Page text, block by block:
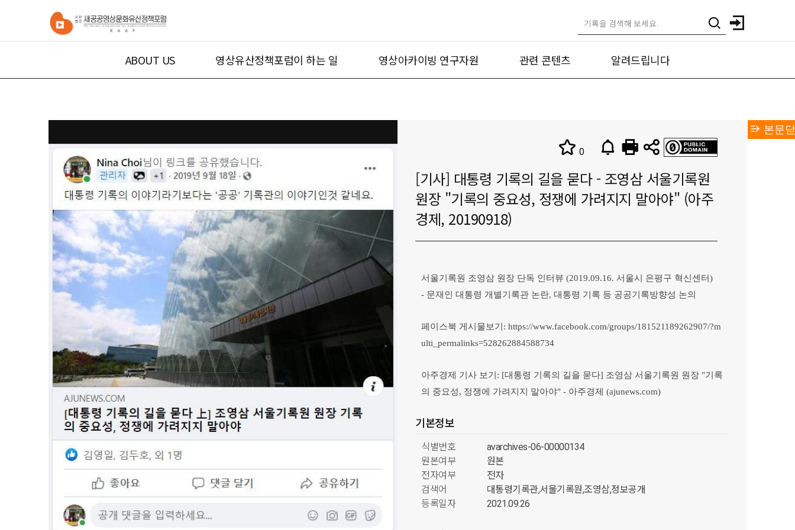
ABOUT US 영상유산정책포럼이 하는 일 영상아카이빙 연구자원 관련 콘텐츠 알려드립니다
본문
0
[기사] 대통령 기록의 길을 묻다 - 조영삼 서울기록원
원장 "기록의 중요성, 정쟁에 가려지지 말아야" (아주
경제, 20190918)
서울기록원 조영삼 원장 단독 인터뷰 (2019.09.16. 서울시 은평구 혁신센터)
- 문재인 대통령 개별기록관 논란, 대통령 기록 등 공공기록방향성 논의
페이스북 게시물보기: https://www.facebook.com/groups/181521189262907/?m
ulti_permalinks=528262884588734
아주경제 기사 보기: [대통령 기록의 길을 묻다] 조영삼 서울기록원 원장 "기록
의 중요성, 정쟁에 가려지지 말아야" - 아주경제 (ajunews.com)
기본정보
식별번호
avarchives-06-00000134
원본여부
원본
전자여부
전자
검색어
대통령기록관,서울기록원,조영삼,정보공개
등록일자
2021.09.26